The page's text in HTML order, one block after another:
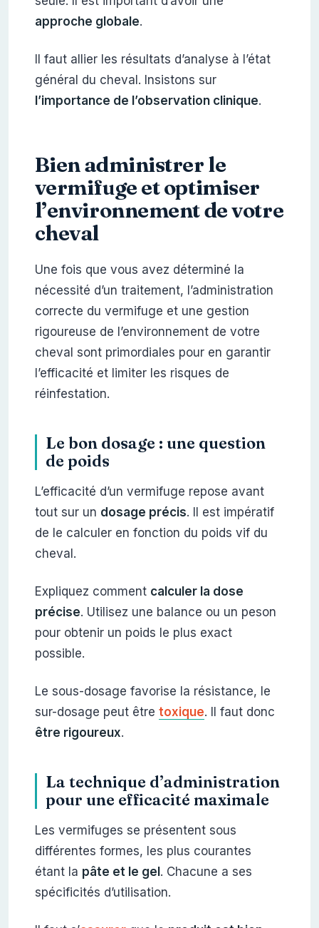
approche globale.
Il faut allier les résultats d’analyse à l’état
général du cheval. Insistons sur
l’importance de l’observation clinique.
Bien administrer le
vermifuge et optimiser
l’environnement de votre
cheval
Une fois que vous avez déterminé la
nécessité d’un traitement, l’administration
correcte du vermifuge et une gestion
rigoureuse de l’environnement de votre
cheval sont primordiales pour en garantir
l’efficacité et limiter les risques de
réinfestation.
Le bon dosage : une question
de poids
L’efficacité d’un vermifuge repose avant
tout sur un dosage précis. Il est impératif
de le calculer en fonction du poids vif du
cheval.
Expliquez comment calculer la dose
précise. Utilisez une balance ou un peson
pour obtenir un poids le plus exact
possible.
Le sous-dosage favorise la résistance, le
sur-dosage peut être toxique. Il faut donc
être rigoureux.
La technique d’administration
pour une efficacité maximale
Les vermifuges se présentent sous
différentes formes, les plus courantes
étant la pâte et le gel . Chacune a ses
spécificités d’utilisation.